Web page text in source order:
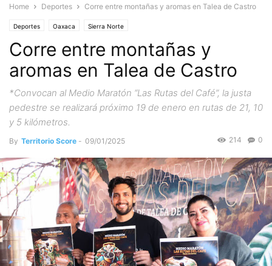
Home Deportes Corre entre montañas y aromas en Talea de Castro
Deportes Oaxaca Sierra Norte
Corre entre montañas y
aromas en Talea de Castro
*Convocan al Medio Maratón “Las Rutas del Café”, la justa
pedestre se realizará próximo 19 de enero en rutas de 21, 10
y 5 kilómetros.
By Territorio Score - 09/01/2025 0
214